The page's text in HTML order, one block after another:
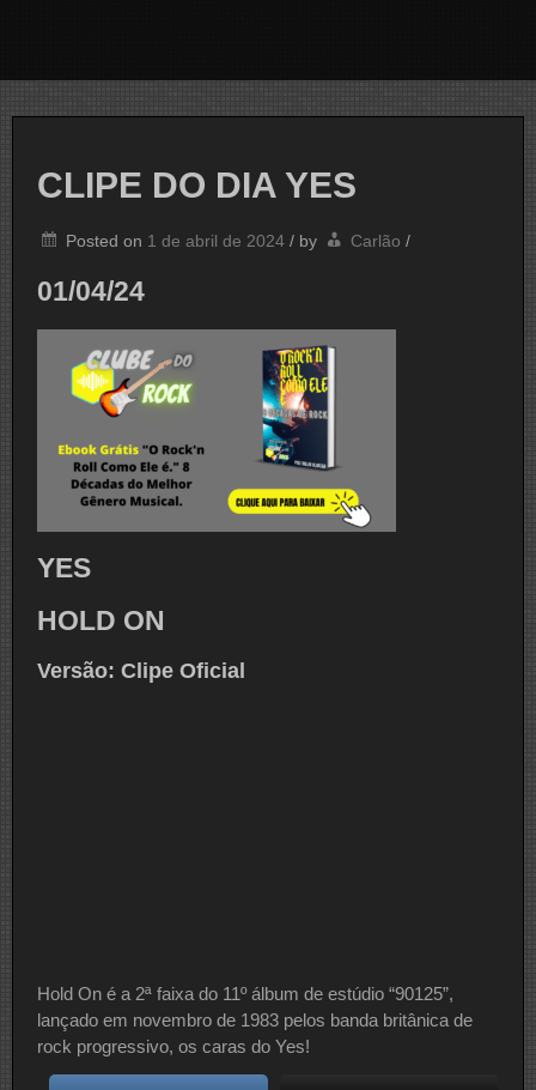
CLIPE DO DIA YES
Posted on 1 de abril de 2024 / by Carlão /
01/04/24
YES
HOLD ON
Versão: Clipe Oficial
Hold On é a 2ª faixa do 11º álbum de estúdio “90125”,
lançado em novembro de 1983 pelos banda britânica de
rock progressivo, os caras do Yes!